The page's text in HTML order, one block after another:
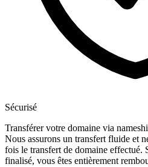
Sécurisé
Transférer votre domaine via
Nous assurons un transfert fluide et
fois le transfert de domaine effectué.
finalisé, vous êtes entièrement